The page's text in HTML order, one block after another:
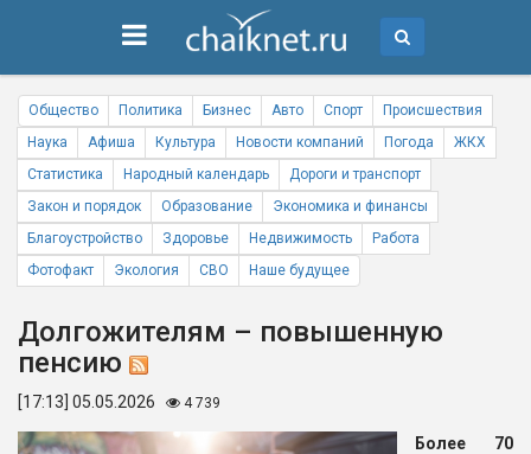
Общество Политика Бизнес Авто Спорт
Происшествия
Наука
Афиша Культура Новости компаний Погода
ЖКХ
Статистика
Народный календарь
Дороги и транспорт
Закон и порядок
Образование
Экономика и финансы
Благоустройство
Здоровье Недвижимость
Работа
Фотофакт
Экология СВО Наше будущее
Долгожителям – повышенную
пенсию
[17:13] 05.05.2026 4 739
Более 70